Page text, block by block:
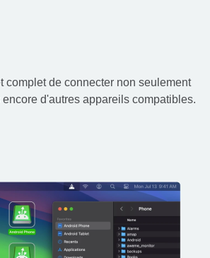
complet de connecter non seulement
d'autres appareils compatibles.